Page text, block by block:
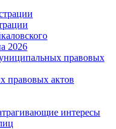
2026
правовых
правовых актов
интересы